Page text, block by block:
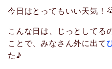
今日はとってもいい天気！
こんな日は、じっとしてる
ことで、みなさん外に出て
た♪